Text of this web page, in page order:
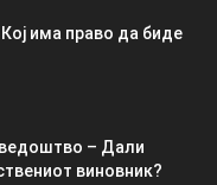
има право да биде
– Дали
виновник?